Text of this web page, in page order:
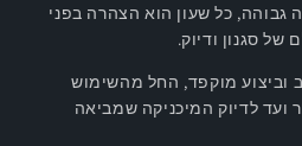
כל שעון הוא הצהרה בפני
סגנון ודיוק.
וביצוע מוקפד, החל מהשימוש
ועד לדיוק המיכניקה שמביאה